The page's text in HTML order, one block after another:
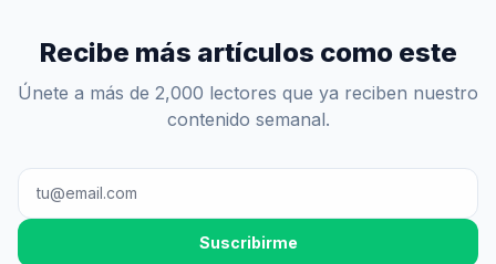
Recibe más artículos como este
Únete a más de 2,000 lectores que ya reciben nuestro
contenido semanal.
Suscribirme